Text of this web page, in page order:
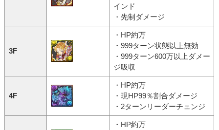
インド
・先制ダメージ
3F
・HP約万
・999ターン状態以上無効
・999ターン600万以上ダメー
ジ吸収
4F
・HP約万
・現HP99％割合ダメージ
・2ターンリーダーチェンジ
・HP約万